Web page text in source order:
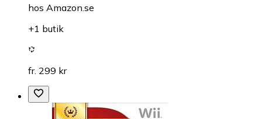
hos Amazon.se
+1 butik
fr. 299 kr